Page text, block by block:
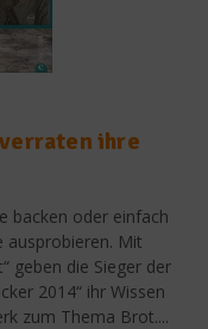
ihre
backen oder einfach
ausprobieren. Mit
geben die Sieger der
2014“ ihr Wissen
zum Thema Brot....